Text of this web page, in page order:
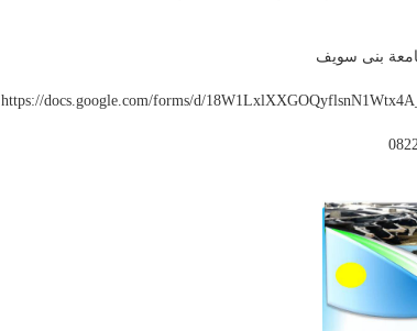
https://docs.google.com/forms/d/